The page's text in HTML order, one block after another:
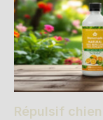
Répulsif